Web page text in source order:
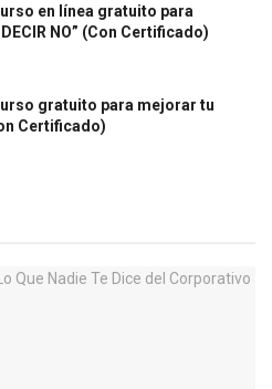
en línea gratuito para
DECIR NO” (Con Certificado)
gratuito para mejorar tu
Certificado)